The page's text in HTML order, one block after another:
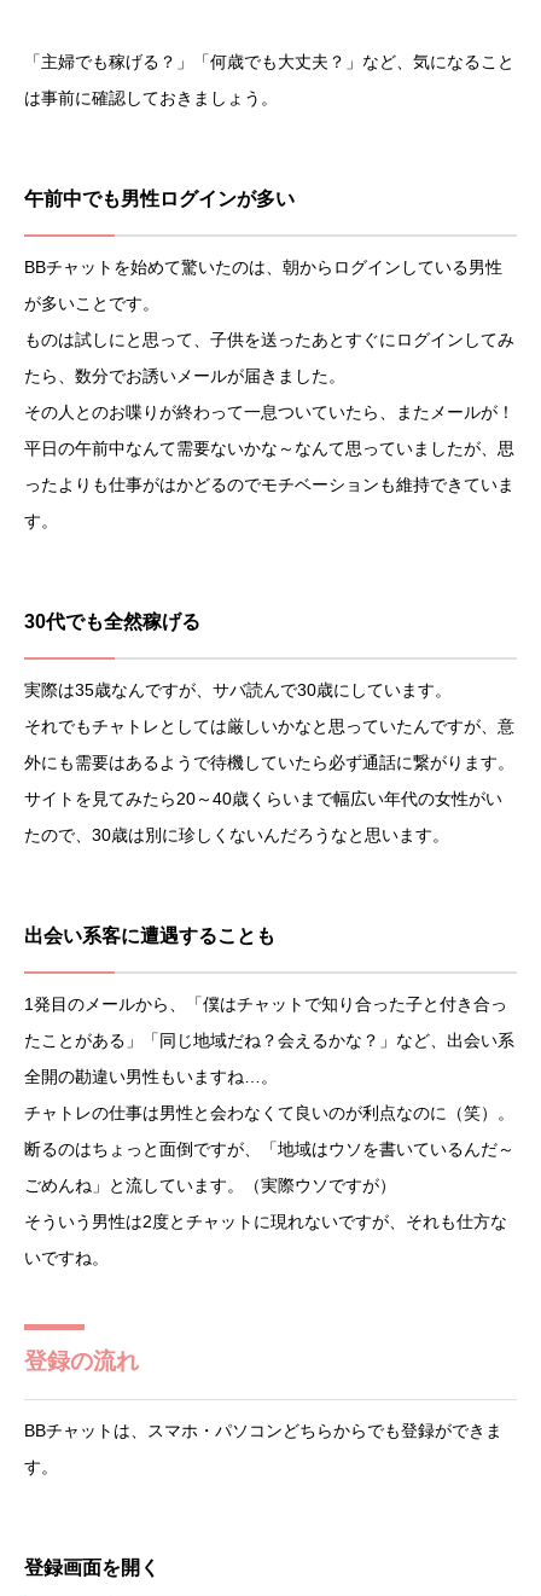
「主婦でも稼げる？」「何歳でも大丈夫？」など、気になること
は事前に確認しておきましょう。
午前中でも男性ログインが多い
BBチャットを始めて驚いたのは、朝からログインしている男性
が多いことです。
ものは試しにと思って、子供を送ったあとすぐにログインしてみ
たら、数分でお誘いメールが届きました。
その人とのお喋りが終わって一息ついていたら、またメールが！
平日の午前中なんて需要ないかな～なんて思っていましたが、思
ったよりも仕事がはかどるのでモチベーションも維持できていま
す。
30代でも全然稼げる
実際は35歳なんですが、サバ読んで30歳にしています。
それでもチャトレとしては厳しいかなと思っていたんですが、意
外にも需要はあるようで待機していたら必ず通話に繋がります。
サイトを見てみたら20～40歳くらいまで幅広い年代の女性がい
たので、30歳は別に珍しくないんだろうなと思います。
出会い系客に遭遇することも
1発目のメールから、「僕はチャットで知り合った子と付き合っ
たことがある」「同じ地域だね？会えるかな？」など、出会い系
全開の勘違い男性もいますね…。
チャトレの仕事は男性と会わなくて良いのが利点なのに（笑）。
断るのはちょっと面倒ですが、「地域はウソを書いているんだ～
ごめんね」と流しています。（実際ウソですが）
そういう男性は2度とチャットに現れないですが、それも仕方な
いですね。
登録の流れ
BBチャットは、スマホ・パソコンどちらからでも登録ができま
す。
登録画面を開く